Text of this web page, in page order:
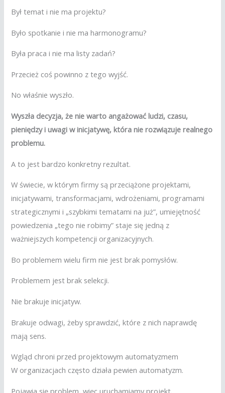
Był temat i nie ma projektu?
Było spotkanie i nie ma harmonogramu?
Była praca i nie ma listy zadań?
Przecież coś powinno z tego wyjść.
No właśnie wyszło.
Wyszła decyzja, że nie warto angażować ludzi, czasu,
pieniędzy i uwagi w inicjatywę, która nie rozwiązuje realnego
problemu.
A to jest bardzo konkretny rezultat.
W świecie, w którym firmy są przeciążone projektami,
inicjatywami, transformacjami, wdrożeniami, programami
strategicznymi i „szybkimi tematami na już”, umiejętność
powiedzenia „tego nie robimy” staje się jedną z
ważniejszych kompetencji organizacyjnych.
Bo problemem wielu firm nie jest brak pomysłów.
Problemem jest brak selekcji.
Nie brakuje inicjatyw.
Brakuje odwagi, żeby sprawdzić, które z nich naprawdę
mają sens.
Wgląd chroni przed projektowym automatyzmem
W organizacjach często działa pewien automatyzm.
Pojawia się problem, więc uruchamiamy projekt.